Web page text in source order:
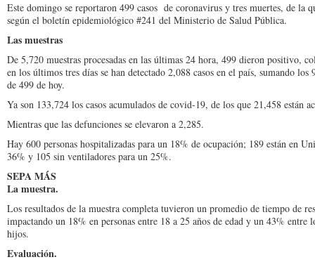
Este domingo se reportaron 499 casos de coronavirus y tres muertes, de la
según el boletín epidemiológico #241 del Ministerio de Salud Pública.
Las muestras
De 5,720 muestras procesadas en las últimas 24 hora, 499 dieron positivo,
en los últimos tres días se han detectado 2,088 casos en el país, sumando
de 499 de hoy.
Ya son 133,724 los casos acumulados de covid-19, de los que 21,458 están
Mientras que las defunciones se elevaron a 2,285.
Hay 600 personas hospitalizadas para un 18% de ocupación; 189 están en
36% y 105 sin ventiladores para un 25%.
SEPA MÁS
La muestra.
Los resultados de la muestra completa tuvieron un promedio de tiempo de
impactando un 18% en personas entre 18 a 25 años de edad y un 43% entre
hijos.
Evaluación.